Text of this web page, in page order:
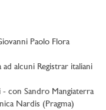
Paolo Flora
alcuni Registrar italiani
con Sandro Mangiaterra
Nardis (Pragma)